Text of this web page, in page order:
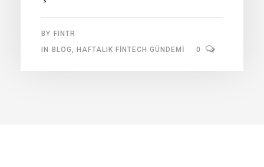
BY FINTR
IN
BLOG, HAFTALIK FINTECH GÜNDEMI 0